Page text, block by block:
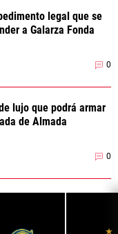
legal que se
a Galarza Fonda
0
lujo que podrá armar
de Almada
0